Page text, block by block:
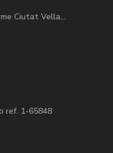
Ciutat Vella...
ref. 1-65848